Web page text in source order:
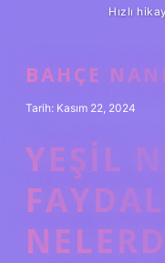
Hızlı
BAHÇE
Tarih: Kasım 22, 2024
YEŞIL